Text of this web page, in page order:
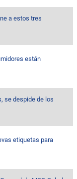
a estos tres
están
se despide de los
etiquetas para